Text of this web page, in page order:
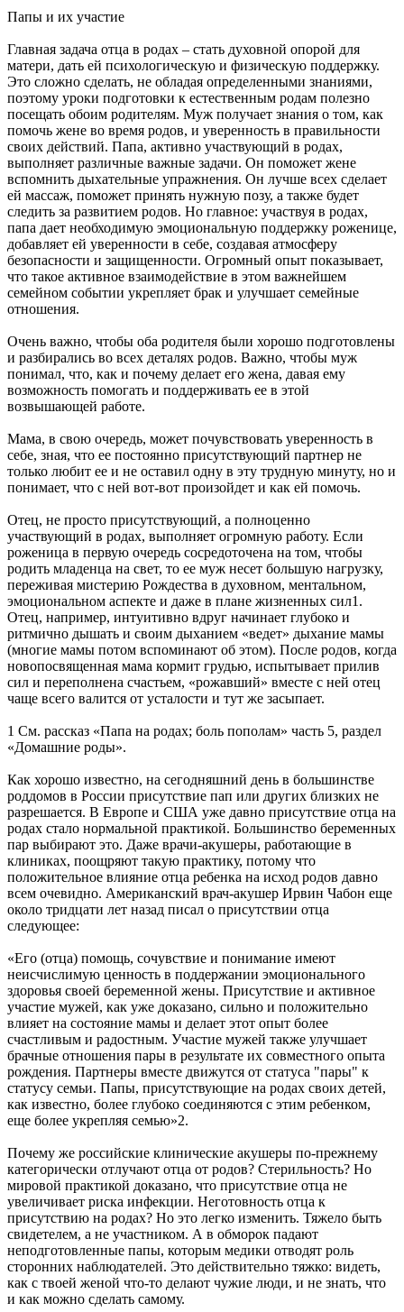
Папы и их участие
Главная задача отца в родах – стать духовной опорой для
матери, дать ей психологическую и физическую поддержку.
Это сложно сделать, не обладая определенными знаниями,
поэтому уроки подготовки к естественным родам полезно
посещать обоим родителям. Муж получает знания о том, как
помочь жене во время родов, и уверенность в правильности
своих действий. Папа, активно участвующий в родах,
выполняет различные важные задачи. Он поможет жене
вспомнить дыхательные упражнения. Он лучше всех сделает
ей массаж, поможет принять нужную позу, а также будет
следить за развитием родов. Но главное: участвуя в родах,
папа дает необходимую эмоциональную поддержку роженице,
добавляет ей уверенности в себе, создавая атмосферу
безопасности и защищенности. Огромный опыт показывает,
что такое активное взаимодействие в этом важнейшем
семейном событии укрепляет брак и улучшает семейные
отношения.
Очень важно, чтобы оба родителя были хорошо подготовлены
и разбирались во всех деталях родов. Важно, чтобы муж
понимал, что, как и почему делает его жена, давая ему
возможность помогать и поддерживать ее в этой
возвышающей работе.
Мама, в свою очередь, может почувствовать уверенность в
себе, зная, что ее постоянно присутствующий партнер не
только любит ее и не оставил одну в эту трудную минуту, но и
понимает, что с ней вот-вот произойдет и как ей помочь.
Отец, не просто присутствующий, а полноценно
участвующий в родах, выполняет огромную работу. Если
роженица в первую очередь сосредоточена на том, чтобы
родить младенца на свет, то ее муж несет большую нагрузку,
переживая мистерию Рождества в духовном, ментальном,
эмоциональном аспекте и даже в плане жизненных сил1.
Отец, например, интуитивно вдруг начинает глубоко и
ритмично дышать и своим дыханием «ведет» дыхание мамы
(многие мамы потом вспоминают об этом). После родов, когда
новопосвященная мама кормит грудью, испытывает прилив
сил и переполнена счастьем, «рожавший» вместе с ней отец
чаще всего валится от усталости и тут же засыпает.
1 См. рассказ «Папа на родах; боль пополам» часть 5, раздел
«Домашние роды».
Как хорошо известно, на сегодняшний день в большинстве
роддомов в России присутствие пап или других близких не
разрешается. В Европе и США уже давно присутствие отца на
родах стало нормальной практикой. Большинство беременных
пар выбирают это. Даже врачи-акушеры, работающие в
клиниках, поощряют такую практику, потому что
положительное влияние отца ребенка на исход родов давно
всем очевидно. Американский врач-акушер Ирвин Чабон еще
около тридцати лет назад писал о присутствии отца
следующее:
«Его (отца) помощь, сочувствие и понимание имеют
неисчислимую ценность в поддержании эмоционального
здоровья своей беременной жены. Присутствие и активное
участие мужей, как уже доказано, сильно и положительно
влияет на состояние мамы и делает этот опыт более
счастливым и радостным. Участие мужей также улучшает
брачные отношения пары в результате их совместного опыта
рождения. Партнеры вместе движутся от статуса "пары" к
статусу семьи. Папы, присутствующие на родах своих детей,
как известно, более глубоко соединяются с этим ребенком,
еще более укрепляя семью»2.
Почему же российские клинические акушеры по-прежнему
категорически отлучают отца от родов? Стерильность? Но
мировой практикой доказано, что присутствие отца не
увеличивает риска инфекции. Неготовность отца к
присутствию на родах? Но это легко изменить. Тяжело быть
свидетелем, а не участником. А в обморок падают
неподготовленные папы, которым медики отводят роль
сторонних наблюдателей. Это действительно тяжко: видеть,
как с твоей женой что-то делают чужие люди, и не знать, что
и как можно сделать самому.